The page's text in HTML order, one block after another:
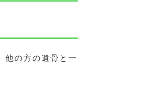
他の方の遺骨と一